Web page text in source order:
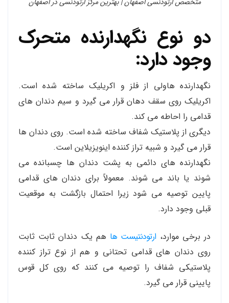
دو نوع نگهدارنده متحرک
وجود دارد:
نگهدارنده هاولی از فلز و اکریلیک ساخته شده است.
اکریلیک روی سقف دهان قرار می گیرد و سیم دندان های
قدامی را احاطه می کند.
دیگری از پلاستیک شفاف ساخته شده است. روی دندان ها
قرار می گیرد و شبیه تراز کننده اینویزیلاین است.
نگهدارنده های دائمی به پشت دندان ها چسبانده می
شوند یا باند می شوند. معمولاً برای دندان های قدامی
پایین توصیه می شود زیرا احتمال بازگشت به موقعیت
قبلی وجود دارد.
در برخی موارد،ارتودنتیست ها هم یک دندان ثابت ثابت
روی دندان های قدامی تحتانی و هم از نوع تراز کننده
پلاستیکی شفاف را توصیه می کنند که روی کل قوس
پایینی قرار می گیرد.